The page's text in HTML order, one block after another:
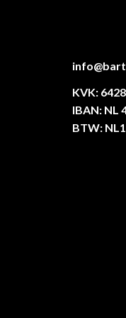
KVK:
IBAN: NL
BTW: